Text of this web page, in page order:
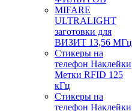
MIFARE
ULTRALIGHT
заготовки для
ВИЗИТ 13,56 МГц
Стикеры на
телефон Наклейки
Метки RFID 125
кГц
Стикеры на
телефон Наклейки